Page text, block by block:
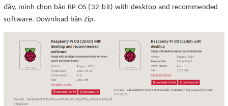
đây, mình chọn bản RP OS (32-bit) with desktop and recommended
software. Download bản Zip.